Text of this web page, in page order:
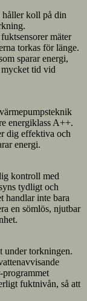
håller koll på din
mäter
torkas för länge.
sparar energi,
mycket tid vid
energiklass A++.
dig effektiva och
energi.
kontroll med
tydligt och
handlar inte bara
en sömlös, njutbar
under torkningen.
fuktnivån, så att